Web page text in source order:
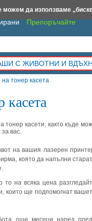
тонер касета
касета
касети, както къде
вас.
на вашия лазерен
която да напълни
то на всяка цена
които ще подпомогнат
още месеци наред
Препоръчайте
С ЖИВОТНИ И
можем да използваме